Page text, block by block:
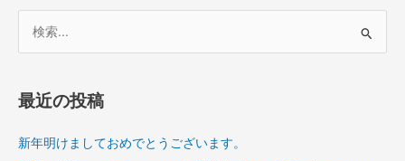
象
最近の投稿
新年明けましておめでとうございます。